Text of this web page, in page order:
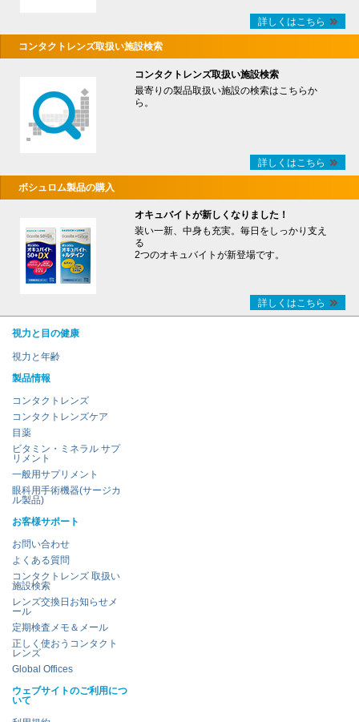
詳しくはこちら
コンタクトレンズ取扱い施設検索
コンタクトレンズ取扱い施設検索
最寄りの製品取扱い施設の検索はこちらか
ら。
詳しくはこちら
ボシュロム製品の購入
オキュバイトが新しくなりました！
装い一新、中身も充実。毎日をしっかり支え
る
2つのオキュバイトが新登場です。
詳しくはこちら
視力と目の健康
視力と年齢
製品情報
コンタクトレンズ
コンタクトレンズケア
目薬
ビタミン・ミネラル サプ
リメント
一般用サプリメント
眼科用手術機器(サージカ
ル製品)
お客様サポート
お問い合わせ
よくある質問
コンタクトレンズ 取扱い
施設検索
レンズ交換日お知らせメ
ール
定期検査メモ＆メール
正しく使おうコンタクト
レンズ
Global Offices
ウェブサイトのご利用につ
いて